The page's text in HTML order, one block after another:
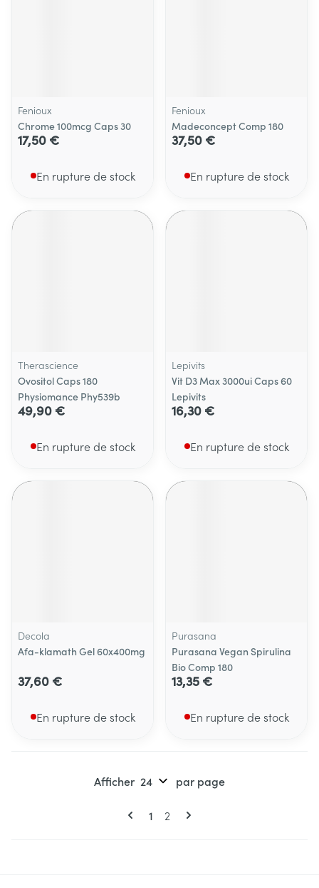
Fenioux
Chrome 100mcg Caps 30
17,50 €
En rupture de stock
Fenioux
Madeconcept Comp 180
37,50 €
En rupture de stock
Therascience
Ovositol Caps 180
Physiomance Phy539b
49,90 €
En rupture de stock
Lepivits
Vit D3 Max 3000ui Caps 60
Lepivits
16,30 €
En rupture de stock
Decola
Afa-klamath Gel 60x400mg
37,60 €
En rupture de stock
Purasana
Purasana Vegan Spirulina
Bio Comp 180
13,35 €
En rupture de stock
Pages
Vous lisez actuellement la page
1 Page
2
Afficher par page